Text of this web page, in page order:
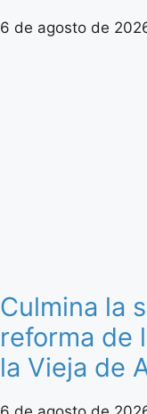
6 de agosto de
Culmina la
reforma de
la Vieja de